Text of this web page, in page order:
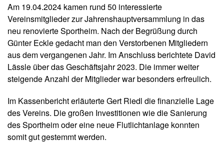
Am 19.04.2024 kamen rund 50 interessierte
Vereinsmitglieder zur Jahrenshauptversammlung in das
neu renovierte Sportheim. Nach der Begrüßung durch
Günter Eckle gedacht man den Verstorbenen Mitgliedern
aus dem vergangenen Jahr. Im Anschluss berichtete David
Lässle über das Geschäftsjahr 2023. Die immer weiter
steigende Anzahl der Mitglieder war besonders erfreulich.
Im Kassenbericht erläuterte Gert Riedl die finanzielle Lage
des Vereins. Die großen Investitionen wie die Sanierung
des Sportheim oder eine neue Flutlichtanlage konnten
somit gut gestemmt werden.